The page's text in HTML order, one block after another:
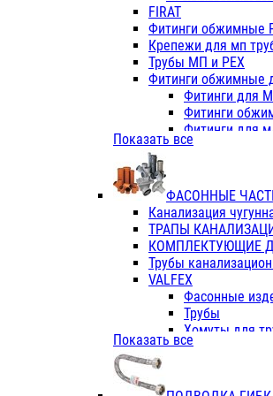
Фитинги ПП
Фитинги
Фитинги
VALFEX
Трубы PE-RT
Трубы ПП
Трубы ПП
Трубы
Трубы
Фитинги
Фитинги
Фитинги ПП
Краны
ПК КОНТУР
Краны
Трубы
FIRAT
Фитинги обжимные
Крепежи для мп
Трубы МП и PEX
Фитинги обжимные
Фитинги для
Фитинги
Фитинги для
Фитинги для
TK
VALFEX
Показать все
ФАСОННЫЕ
Канализация
ТРАПЫ
КОМПЛЕКТУЮЩИЕ
Трубы
VALFEX
Фасонные
Трубы
Хомуты для
ПВХ (стройполимер)
Показать все